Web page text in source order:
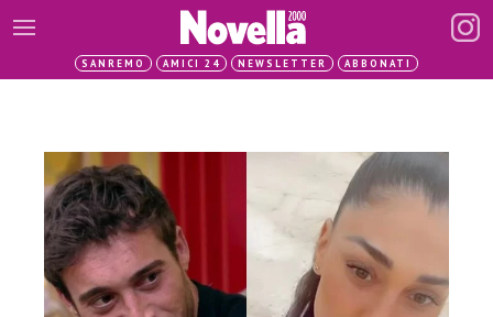
SANREMO AMICI 24 NEWSLETTER ABBONATI